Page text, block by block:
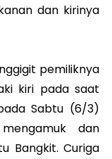
dan kirinya
pemiliknya
kiri pada saat
Sabtu (6/3)
dan
Bangkit. Curiga